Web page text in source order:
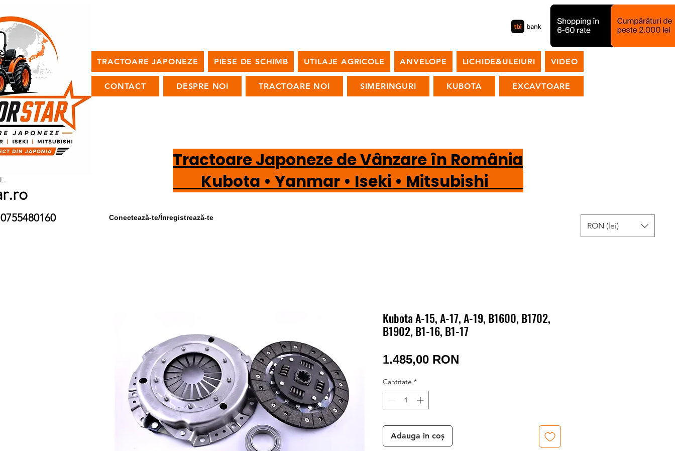
TRACTOARE JAPONEZE PIESE DE SCHIMB UTILAJE AGRICOLE ANVELOPE LICHIDE&ULEIURI VIDEO
CONTACT DESPRE NOI TRACTOARE NOI SIMERINGURI KUBOTA EXCAVTOARE
Tractoare Japoneze de Vânzare în România
Kubota • Yanmar • Iseki • Mitsubishi
/ 0755480160 Conectează-te/Înregistrează-te
Kubota A-15, A-17, A-19, B1600, B1702,
B1902, B1-16, B1-17
1.485,00 RON
Cantitate *
Adauga in coș
RON (lei)